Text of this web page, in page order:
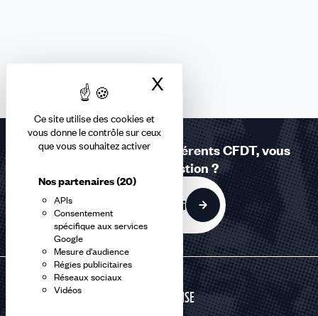
Ce site utilise des cookies et
vous donne le contrôle sur ceux
que vous souhaitez activer
Nos partenaires(20)
APIs
Consentement
spécifique aux services
Google
Mesure d'audience
Régies publicitaires
Réseaux sociaux
Vidéos
X
Réponses à la carte - Adhérents CFDT, vous
avez une question ?
C'est par ici
DÉFENSE